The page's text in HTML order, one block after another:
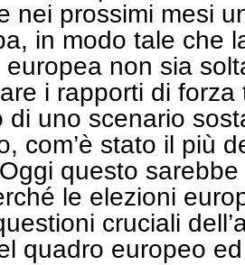
nei prossimi mesi
in modo tale che
non sia
i rapporti di
di uno scenario
com’è stato il più
questo
le elezioni
cruciali
quadro europeo